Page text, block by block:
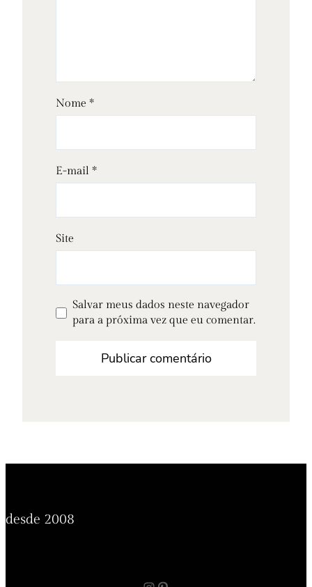
Nome *
E-mail *
Site
Salvar meus dados neste navegador
para a próxima vez que eu comentar.
desde 2008